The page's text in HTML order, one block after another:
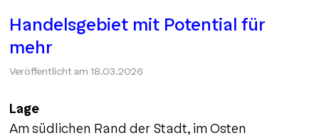
Handelsgebiet mit Potential für
mehr
Veröffentlicht am 18.03.2026
Lage
Am südlichen Rand der Stadt, im Osten